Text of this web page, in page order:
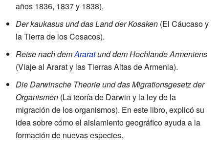
años 1836, 1837 y 1838).
Der kaukasus und das Land der Kosaken (El Cáucaso y
la Tierra de los Cosacos).
Reise nach demAraratund dem Hochlande Armeniens
(Viaje al Ararat y las Tierras Altas de Armenia).
Die Darwinsche Theorie und das Migrationsgesetz der
Organismen (La teoría de Darwin y la ley de la
migración de los organismos). En este libro, explicó su
idea sobre cómo el aislamiento geográfico ayuda a la
formación de nuevas especies.